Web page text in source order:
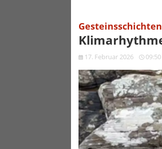
Gesteinsschichten
17. Februar 2026 09:50